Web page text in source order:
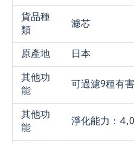
貨品種
類
濾芯
原產地
日本
其他功
能
可過濾9種有
其他功
能
淨化能力：